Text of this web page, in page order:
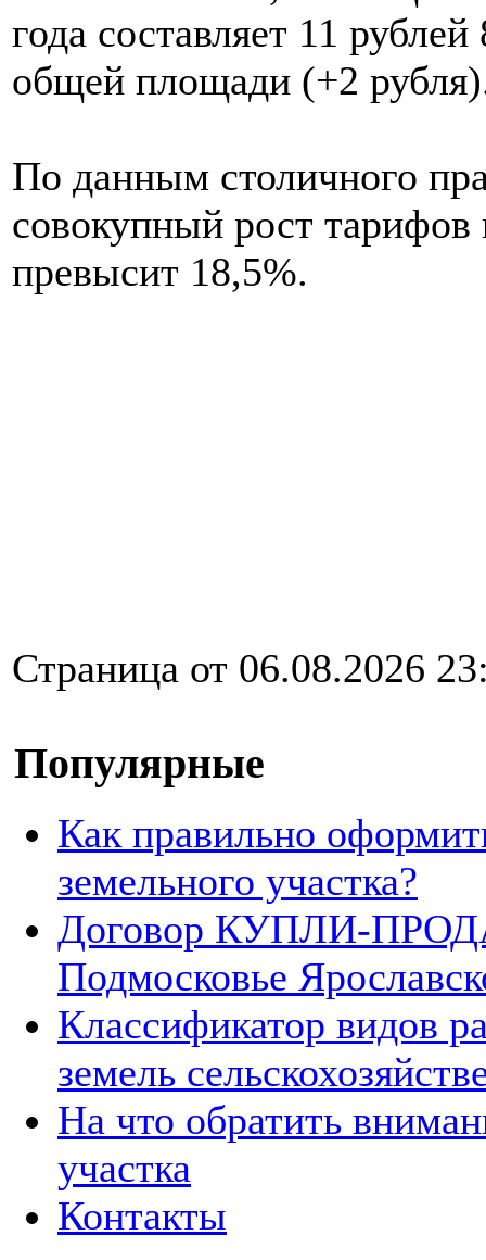
года составляет 11
общей площади (+2
По данным столичного
совокупный рост
превысит 18,5%.
Страница от 06.08.2026
Популярные
Как правильно
земельного участка?
Договор КУПЛИ-
Подмосковье
Классификатор видов
земель
На что обратить
участка
Контакты